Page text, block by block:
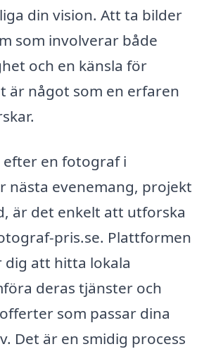
din vision. Att ta bilder
som involverar både
och en känsla för
är något som en erfaren
efter en fotograf i
nästa evenemang, projekt
är det enkelt att utforska
pris.se. Plattformen
att hitta lokala
deras tjänster och
som passar dina
Det är en smidig process